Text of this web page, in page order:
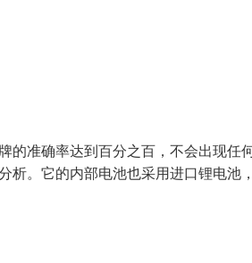
的准确率达到百分之百，不会出现任
析。它的内部电池也采用进口锂电池